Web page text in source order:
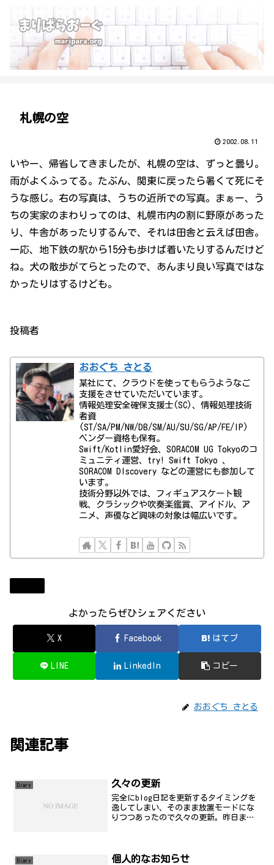
札幌の空
2002.08.11
いやー、帰省してきましたが、札幌の空は、ずっと曇り。
雨がよくふってる。たぶん、関東に戻ったら暑くて死にそ
うな感じ。右の写真は、うちの近所での写真。まぁー、う
ちの実家のまわりってのは、札幌市内の割に野原があった
り、牛舎があったりするんで、それは田舎と云えば田舎。
一応、地下鉄の駅から15分も歩けば着いたりするんだけど
ね。犬の散歩がてらとったので、あんまり良い写真ではな
かったりはするけども。
投稿者
おおぐち さとる
某社にて、クラウドを使ってもらうようなご
支援をさせていただいています。
情報処理安全確保支援士(SC)、情報処理技術
者資
(ST/SA/PM/NW/DB/SM/AU/SU/SG/AP/FE/IP)
ベンダー資格も保有。
Swift/Kotlin愛好会、SORACOM UG Tokyoのコ
ミュニティ運営、try! Swift Tokyo 、
SORACOM DIscovery などの運営にも参加して
います。
技術分野以外では、フィギュアスケート観
戦、クラシックや吹奏楽鑑賞、アイドル、ア
ニメ、声優など興味の対象は幅広いです。
よかったらぜひシェアください
X Facebook はてブ
LINE LinkedIn コピー
おおぐち さとる
関連記事
Diary 久々の更新
完全にblog日記を更新するタイミングを
逸してしまい、そのまま放置モードにな
りつつあったので久々の更新。昨日ま
あります。最近のニュー...
Diary 個人的なお知らせ